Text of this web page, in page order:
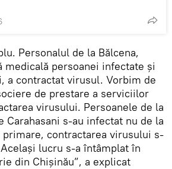
Personalul de la Bălcena,
medicală persoanei infectate și
a contractat virusul. Vorbim de
de prestare a serviciilor
virusului. Persoanele de la
Carahasani s-au infectat nu de la
contractarea virusului s-
lucru s-a întâmplat în
din Chișinău”, a explicat